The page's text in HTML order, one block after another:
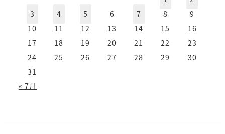
3
4 5 6 7 8
9
10
11 12 13 14 15
16
17
18 19 20 21 22
23
24
25 26 27 28 29
30
31
« 7月